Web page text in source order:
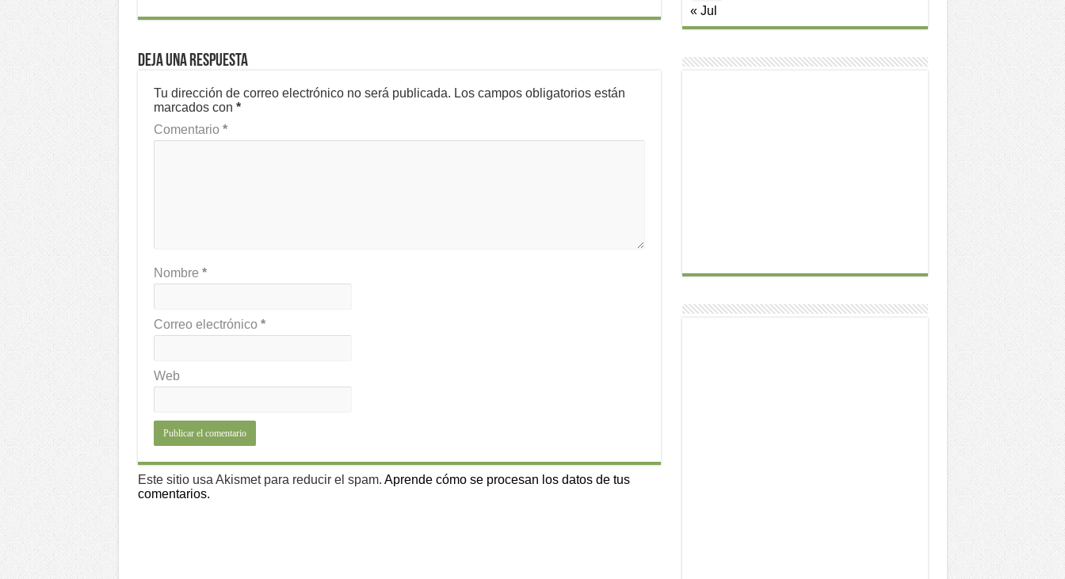
Deja una respuesta
Tu dirección de correo electrónico no será publicada. Los campos obligatorios están
marcados con *
Comentario *
Nombre *
Correo electrónico *
Web
Este sitio usa Akismet para reducir el spam. Aprende cómo se procesan los datos de tus
comentarios.
« Jul